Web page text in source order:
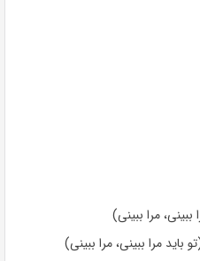
مرا ببینی)
مرا ببینی، مرا ببینی)